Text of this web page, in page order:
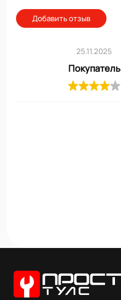
Добавить отзыв
25.11.2025
Покупатель